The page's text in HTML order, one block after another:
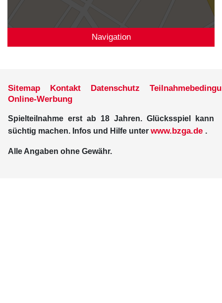
Navigation
Sitemap Kontakt Datenschutz
Online-Werbung
Spielteilnahme erst ab 18 Jahren. Glücksspiel kann
süchtig machen. Infos und Hilfe unter www.bzga.de .
Alle Angaben ohne Gewähr.